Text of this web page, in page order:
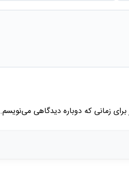
زمانی که دوباره دیدگاهی می‌نویسم.